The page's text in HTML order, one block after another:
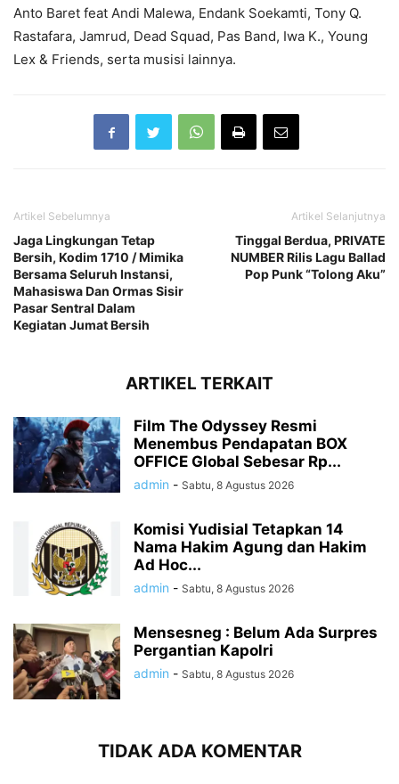
Anto Baret feat Andi Malewa, Endank Soekamti, Tony Q.
Rastafara, Jamrud, Dead Squad, Pas Band, Iwa K., Young
Lex & Friends, serta musisi lainnya.
Artikel Sebelumnya
Jaga Lingkungan Tetap
Bersih, Kodim 1710 / Mimika
Bersama Seluruh Instansi,
Mahasiswa Dan Ormas Sisir
Pasar Sentral Dalam
Kegiatan Jumat Bersih
Artikel Selanjutnya
Tinggal Berdua, PRIVATE
NUMBER Rilis Lagu Ballad
Pop Punk “Tolong Aku”
ARTIKEL TERKAIT
Film The Odyssey Resmi
Menembus Pendapatan BOX
OFFICE Global Sebesar Rp...
admin - Sabtu, 8 Agustus 2026
Komisi Yudisial Tetapkan 14
Nama Hakim Agung dan Hakim
Ad Hoc...
admin - Sabtu, 8 Agustus 2026
Mensesneg : Belum Ada Surpres
Pergantian Kapolri
admin - Sabtu, 8 Agustus 2026
TIDAK ADA KOMENTAR